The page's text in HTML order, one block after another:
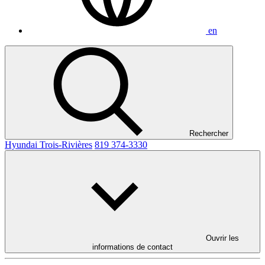
en
Rechercher
Hyundai Trois-Rivières 819 374-3330
Ouvrir les
informations de contact